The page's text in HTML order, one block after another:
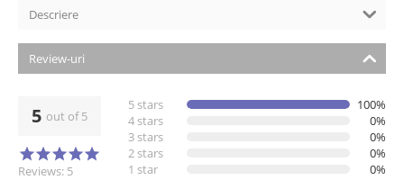
Descriere
Review-uri
5 out of 5
Reviews: 5
5 stars
100%
4 stars
0%
3 stars
0%
2 stars
0%
1 star
0%